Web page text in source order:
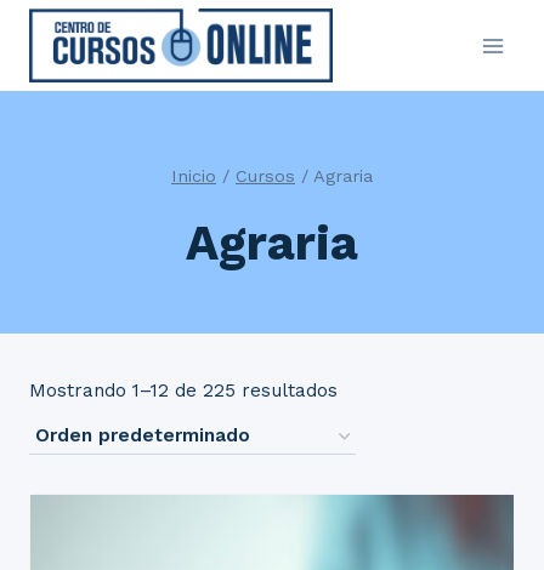
Saltar
contenido
Inicio / Cursos / Agraria
Agraria
Mostrando 1–12 de 225 resultados